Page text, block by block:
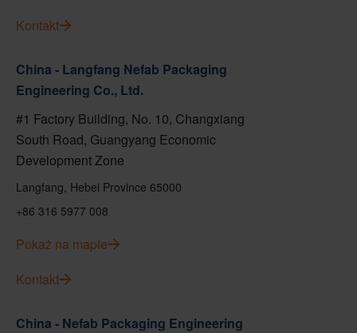
Kontakt
China - Langfang Nefab Packaging
Engineering Co., Ltd.
#1 Factory Building, No. 10, Changxiang
South Road, Guangyang Economic
Development Zone
Langfang, Hebei Province 65000
+86 316 5977 008
Pokaż na mapie
Kontakt
China - Nefab Packaging Engineering